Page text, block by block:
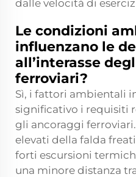
dalle velocità di
Le condizioni
influenzano le
all’interasse
ferroviari?
Sì, i fattori ambientali
significativo i requisiti
gli ancoraggi
elevati della falda
forti escursioni
una minore distanza